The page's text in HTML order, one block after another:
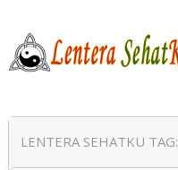
LENTERA SEHATKU TAG: